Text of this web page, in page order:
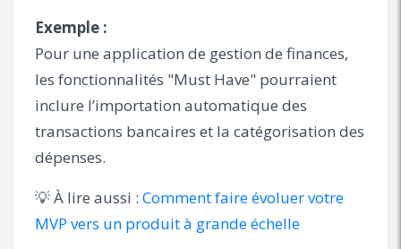
Exemple :
Pour une application de gestion de finances,
les fonctionnalités "Must Have" pourraient
inclure l’importation automatique des
transactions bancaires et la catégorisation des
dépenses.
💡 À lire aussi : Comment faire évoluer votre
MVP vers un produit à grande échelle